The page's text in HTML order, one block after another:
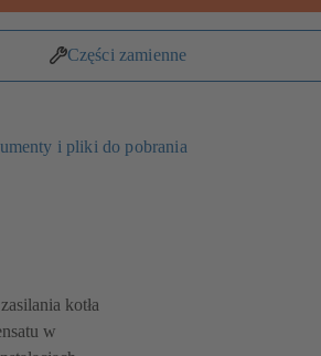
Części zamienne
i pliki do pobrania
kotła
w